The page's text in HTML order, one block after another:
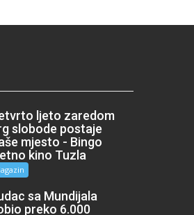
ljeto zaredom
slobode postaje
mjesto - Bingo
kino Tuzla
sa Mundijala
preko 6.000